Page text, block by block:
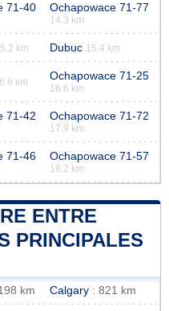
71-40 Ochapowace 71-77
14.3 km
km Dubuc 15.4 km
km Ochapowace 71-25
16.6 km
71-42 Ochapowace 71-72
17.9 km
71-46 Ochapowace 71-57
18.2 km
ENTRE
PRINCIPALES
km Calgary : 821 km